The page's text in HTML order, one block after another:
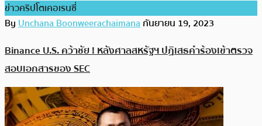
ข่าวคริปโตเคอเรนซี่
ByUnchana Boonweerachaimanaกันยายน 19, 2023
Binance U.S. คว้าชัย ! หลังศาลสหรัฐฯ ปฏิเสธคำร้องเข้าตรวจ
สอบเอกสารของ SEC